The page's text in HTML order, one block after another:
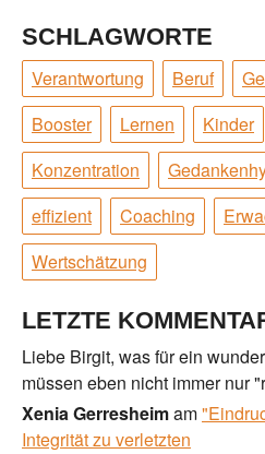
SCHLAGWORTE
Verantwortung Beruf
Booster
Lernen Kinder
Konzentration
effizient
Coaching
Wertschätzung
LETZTE
Liebe Birgit, was für ein
müssen eben nicht immer nur
Xenia Gerresheimam
Integrität zu verletzten